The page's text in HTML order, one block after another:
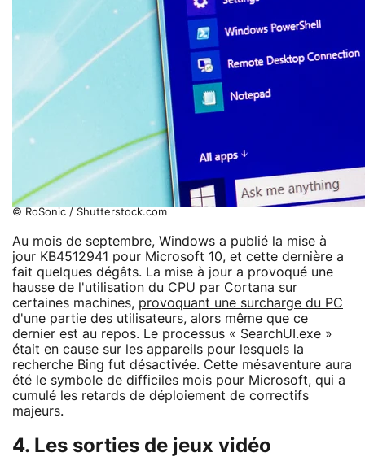
© RoSonic / Shutterstock.com
Au mois de septembre, Windows a publié la mise à
jour KB4512941 pour Microsoft 10, et cette dernière a
fait quelques dégâts. La mise à jour a provoqué une
hausse de l'utilisation du CPU par Cortana sur
certaines machines, provoquant une surcharge du PC
d'une partie des utilisateurs, alors même que ce
dernier est au repos. Le processus « SearchUI.exe »
était en cause sur les appareils pour lesquels la
recherche Bing fut désactivée. Cette mésaventure aura
été le symbole de difficiles mois pour Microsoft, qui a
cumulé les retards de déploiement de correctifs
majeurs.
4. Les sorties de jeux vidéo